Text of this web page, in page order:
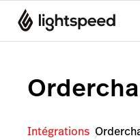
Intégrations